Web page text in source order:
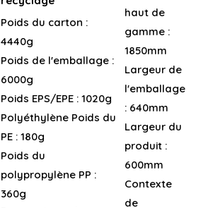
Poids du carton :
4440g
Poids de l'emballage :
6000g
Poids EPS/EPE : 1020g
Polyéthylène Poids du
PE : 180g
Poids du
polypropylène PP :
360g
haut de
gamme :
1850mm
Largeur de
l'emballage
: 640mm
Largeur du
produit :
600mm
Contexte
de